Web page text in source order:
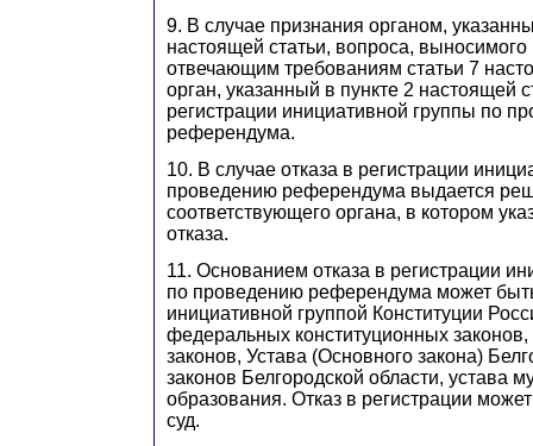
9. В случае признания органом,
настоящей статьи, вопроса,
отвечающим требованиям статьи 7
орган, указанный в пункте 2 настоящей
регистрации инициативной группы по
референдума.
10. В случае отказа в регистрации
проведению референдума выдается
соответствующего органа, в котором
отказа.
11. Основанием отказа в регистрации
по проведению референдума может
инициативной группой Конституции
федеральных конституционных
законов, Устава (Основного закона)
законов Белгородской области, устава
образования. Отказ в регистрации
суд.